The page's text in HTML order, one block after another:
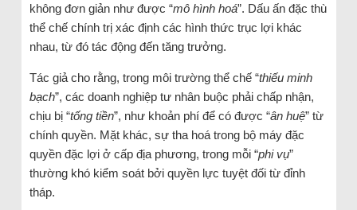
không đơn giản như được “mô hình hoá”. Dấu ấn đặc thù
thể chế chính trị xác định các hình thức trục lợi khác
nhau, từ đó tác động đến tăng trưởng.
Tác giả cho rằng, trong môi trường thể chế “thiếu minh
bạch”, các doanh nghiệp tư nhân buộc phải chấp nhận,
chịu bị “tống tiền”, như khoản phí để có được “ân huệ” từ
chính quyền. Mặt khác, sự tha hoá trong bộ máy đặc
quyền đặc lợi ở cấp địa phương, trong mỗi “phi vụ”
thường khó kiểm soát bởi quyền lực tuyệt đối từ đỉnh
tháp.